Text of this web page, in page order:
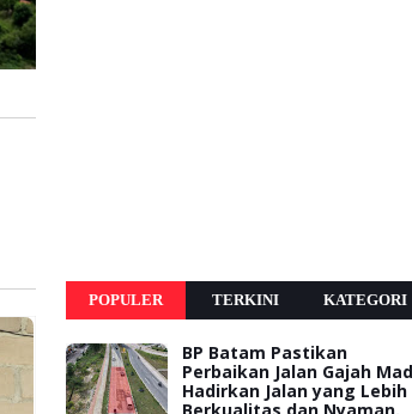
POPULER TERKINI KATEGORI
BP Batam Pastikan
Perbaikan Jalan Gajah
Hadirkan Jalan yang Lebih